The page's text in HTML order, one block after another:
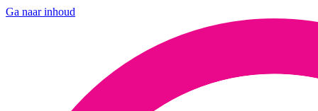
Ga naar inhoud